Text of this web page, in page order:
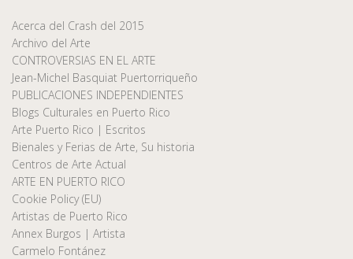
Acerca del Crash del 2015
Archivo del Arte
CONTROVERSIAS EN EL ARTE
Jean-Michel Basquiat Puertorriqueño
PUBLICACIONES INDEPENDIENTES
Blogs Culturales en Puerto Rico
Arte Puerto Rico | Escritos
Bienales y Ferias de Arte, Su historia
Centros de Arte Actual
ARTE EN PUERTO RICO
Cookie Policy (EU)
Artistas de Puerto Rico
Annex Burgos | Artista
Carmelo Fontánez